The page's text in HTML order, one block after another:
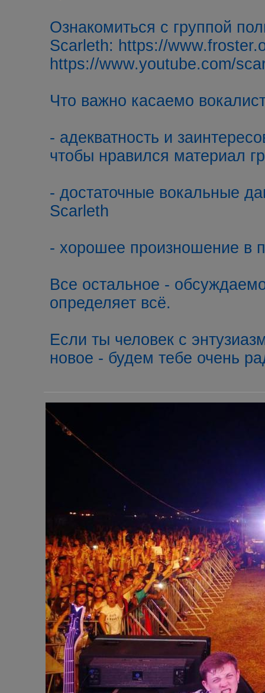
Ознакомиться с группой
Scarleth: https://
https://www.youtube.com/
Что важно касаемо
- адекватность и
чтобы нравился материал
- достаточные вокальные
Scarleth
- хорошее произношение в
Все остальное -
определяет всё.
Если ты человек с
новое - будем тебе очень